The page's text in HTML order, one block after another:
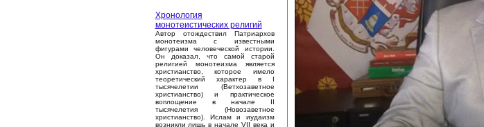
Хронология
монотеистических религий
Автор отождествил Патриархов
монотеизма с известными
фигурами человеческой истории.
Он доказал, что самой старой
религией монотеизма является
христианство, которое имело
теоретический характер в I
тысячелетии (Ветхозаветное
христианство) и практическое
воплощение в начале II
тысячелетия (Новозаветное
христианство). Ислам и иудаизм
возникли лишь в начале VII века и